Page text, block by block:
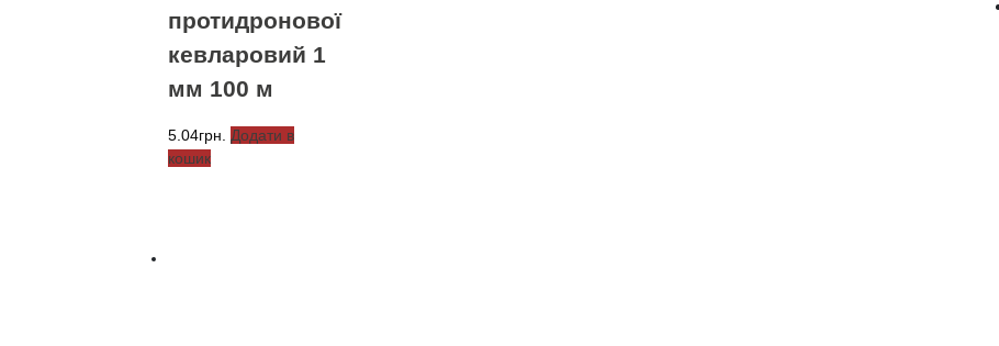
протидронової
кевларовий 1
мм 100 м
5.04грн. Додати в
кошик